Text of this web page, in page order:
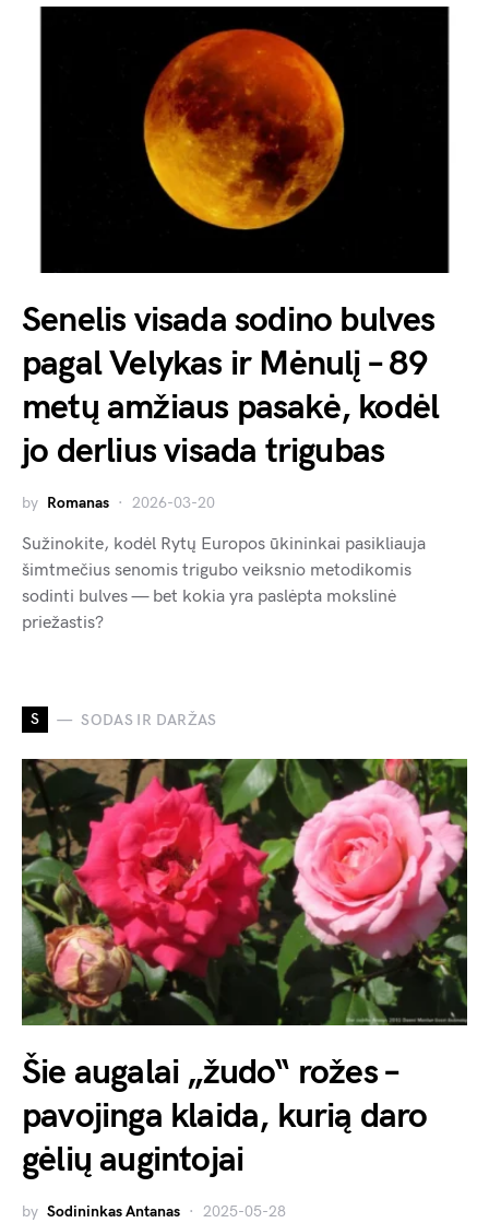
Senelis visada sodino bulves
pagal Velykas ir Mėnulį – 89
metų amžiaus pasakė, kodėl
jo derlius visada trigubas
by Romanas 2026-03-20
Sužinokite, kodėl Rytų Europos ūkininkai pasikliauja
šimtmečius senomis trigubo veiksnio metodikomis
sodinti bulves — bet kokia yra paslėpta mokslinė
priežastis?
S SODAS IR DARŽAS
Šie augalai „žudo“ rožes –
pavojinga klaida, kurią daro
gėlių augintojai
by Sodininkas Antanas 2025-05-28